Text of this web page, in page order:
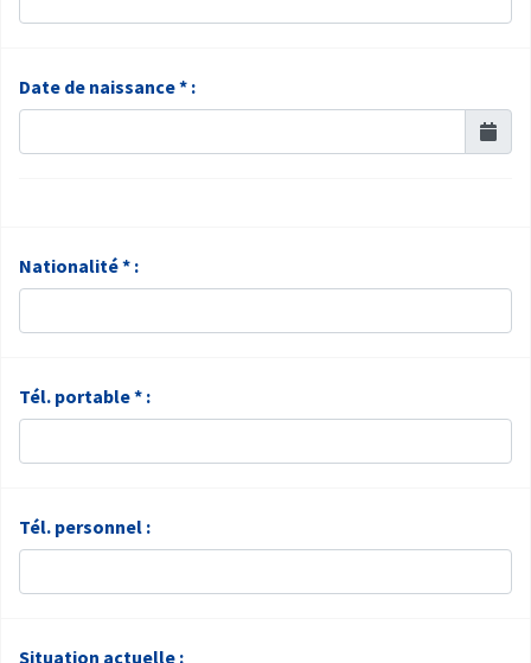
Date de naissance * :
Nationalité * :
Tél. portable * :
Tél. personnel :
Situation actuelle :